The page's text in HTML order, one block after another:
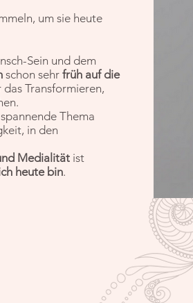
um sie heute
Sein und dem
schon sehr früh auf die
das Transformieren,
Thema
in den
Medialität ist
heute bin.